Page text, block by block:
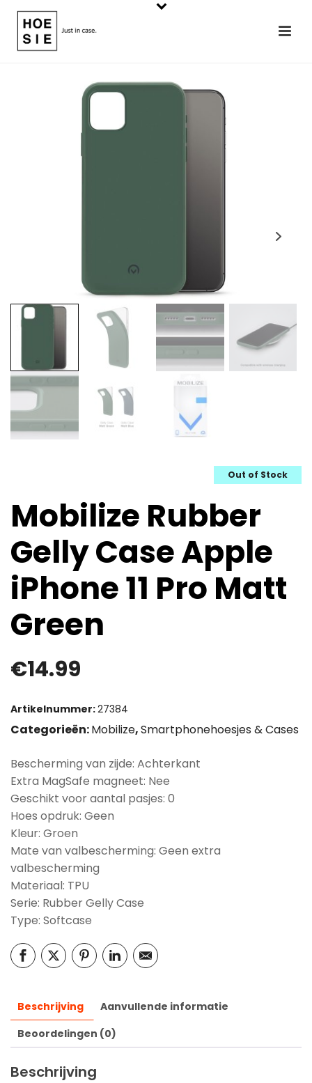
Out of Stock
Mobilize Rubber
Gelly Case Apple
iPhone 11 Pro Matt
Green
€14.99
Artikelnummer:27384
Categorieën:Mobilize,Smartphonehoesjes & Cases
Bescherming van zijde: Achterkant
Extra MagSafe magneet: Nee
Geschikt voor aantal pasjes: 0
Hoes opdruk: Geen
Kleur: Groen
Mate van valbescherming: Geen extra
valbescherming
Materiaal: TPU
Serie: Rubber Gelly Case
Type: Softcase
Beschrijving
Aanvullende informatie
Beoordelingen (0)
Beschrijving